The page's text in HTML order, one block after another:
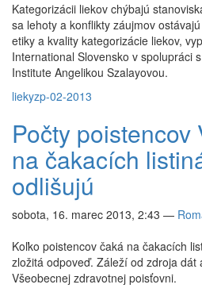
Kategorizácii liekov chýbajú
sa lehoty a konflikty záujmov
etiky a kvality kategorizácie liekov,
International Slovensko v spolupráci
Institute Angelikou Szalayovou.
liekyzp-02-2013
Počty poistencov
na čakacích
odlišujú
sobota, 16. marec 2013, 2:43 —
Koľko poistencov čaká na čakacích
zložitá odpoveď. Záleží od zdroja dát
Všeobecnej zdravotnej poisťovni.